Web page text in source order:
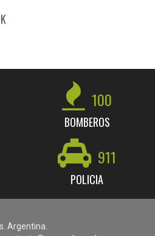
100
BOMBEROS
911
POLICIA
Argentina.